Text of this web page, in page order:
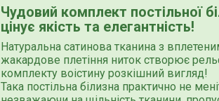
Чудовий комплект постільної
цінує якість та елегантність!
Натуральна сатинова тканина з
жакардове плетіння ниток створює
комплекту воістину розкішний вигляд!
Така постільна білизна практично не